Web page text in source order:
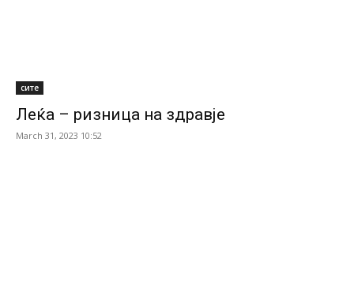
сите
Леќа – ризница на здравје
March 31, 2023 10:52